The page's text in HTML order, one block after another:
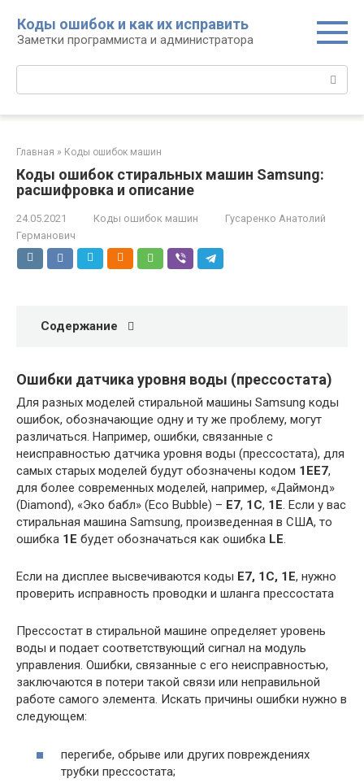
контенту
Коды ошибок и как их исправить
Заметки программиста и администратора
Главная » Коды ошибок машин
Коды ошибок стиральных машин Samsung:
расшифровка и описание
24.05.2021 Коды ошибок машин
Гусаренко Анатолий
Германович
Содержание
Ошибки датчика уровня воды (прессостата)
Для разных моделей стиральной машины Samsung коды
ошибок, обозначающие одну и ту же проблему, могут
различаться. Например, ошибки, связанные с
неисправностью датчика уровня воды (прессостата), для
самых старых моделей будут обозначены кодом 1EE7,
для более современных моделей, например, «Даймонд»
(Diamond), «Эко бабл» (Eco Bubble) – E7, 1C, 1E. Если у вас
стиральная машина Samsung, произведенная в США, то
ошибка 1E будет обозначаться как ошибка LE.
Если на дисплее высвечиваются коды E7, 1C, 1E, нужно
проверить исправность проводки и шланга прессостата
Прессостат в стиральной машине определяет уровень
воды и подает соответствующий сигнал на модуль
управления. Ошибки, связанные с его неисправностью,
заключаются в потери такой связи или неправильной
работе самого элемента. Искать причины ошибки нужно в
следующем:
перегибе, обрыве или других повреждениях
трубки прессостата;